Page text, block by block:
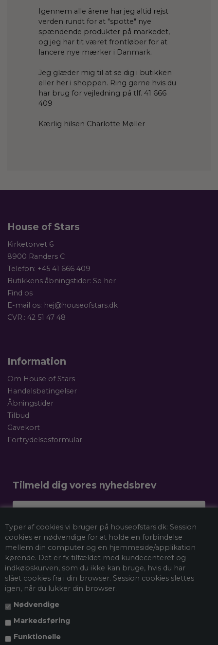
Typer af cookies vi bruger på houseofstars.dk: Session
cookies er nødvendige for at holde en forbindelse
mellem din computer og en hjemmeside/applikation
kørende. Det er fx tilfældet med kundecenteret og
indkøbskurven, som du ikke kan bruge, hvis du har
slået cookies fra i din browser. Session cookies slettes
igen, når du lukker din browser.
Nødvendige
Markedsføring
Funktionelle
Igennem alle årene har jeg altid rejst
verden rundt for at "spotte" nye
spændende produkter på markedet,
og jeg har tit været frontløber for at
lancere nye mærker i Danmark.
Jeg glæder mig til at se dig i butikken
eller her i shoppen. Ring gerne hvis du
har brug for vejledning på tlf. 41 666
409
Kærlig hilsen Charlotte Møller
House of Stars
Kirketorvet 6
8900 Randers C
Telefon: +45 41 666 409
Butikkens åbningstider: Se her
Find os
E-mail os: hej@houseofstars.dk
CVR.: 42 51 47 48
Information
Om House of Stars
Handelsbetingelser
Åbningstider
Tilbud
Gavekort
Fortrydelsesformular
Tilmeld dig vores nyhedsbrev
Dit navn
Email
Tilmeld mig nyhedsbrevet
*Ved at tilmelde dig vores nyhedsbrev accepterer du vores
markedsføring via e-mail og spore din adfærd, når du besøger vores
helst.